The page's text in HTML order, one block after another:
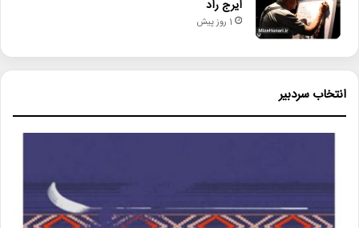
ایرج راد
1 روز پیش
انتخاب سردبیر